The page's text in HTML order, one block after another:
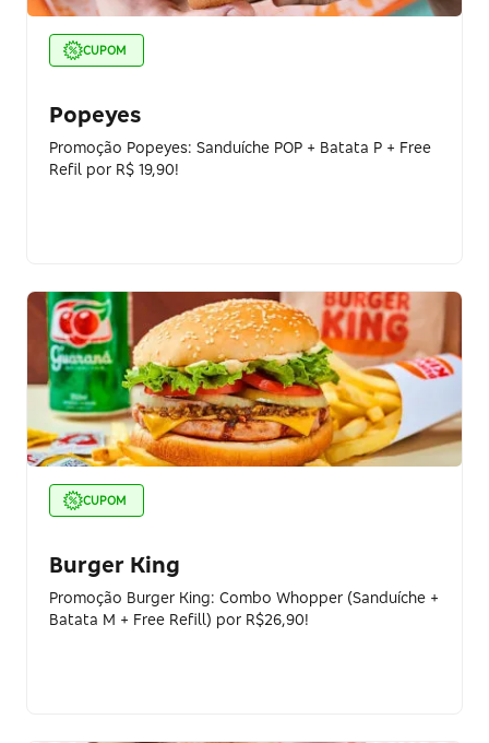
CUPOM
Popeyes
Promoção Popeyes: Sanduíche POP + Batata P + Free
Refil por R$ 19,90!
CUPOM
Burger King
Promoção Burger King: Combo Whopper (Sanduíche +
Batata M + Free Refill) por R$26,90!